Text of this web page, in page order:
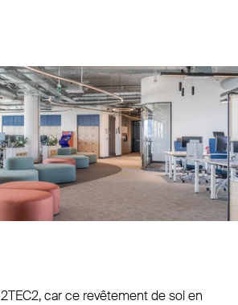
2TEC2, car ce revêtement de sol en